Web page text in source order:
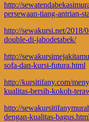
http://
persewaan-tiang-antrian-
http://sewakursi.net/2018/
double-di-jabodetabek/
http://
sofa-dan-kursi-futura.html
http://kursitifany.com/
kualitas-bersih-kokoh-
http://
dengan-kualitas-bagus.html